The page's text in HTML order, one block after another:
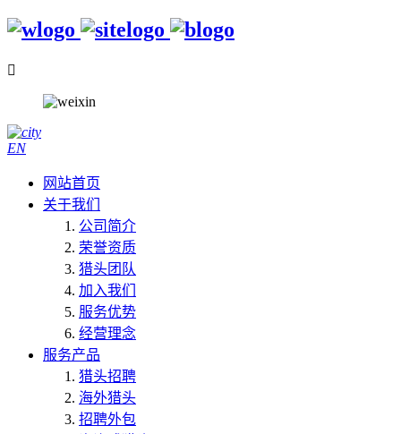

EN
网站首页
关于我们
公司简介
荣誉资质
猎头团队
加入我们
服务优势
经营理念
服务产品
猎头招聘
海外猎头
招聘外包